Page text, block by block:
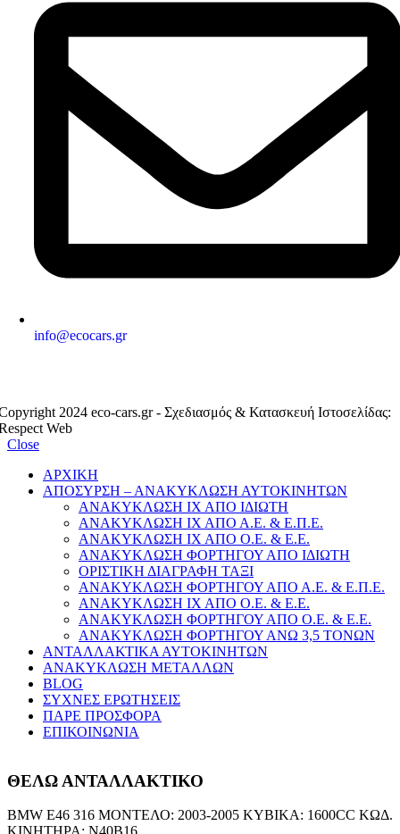
info@ecocars.gr
2024 eco-cars.gr - Σχεδιασμός & Κατασκευή Ιστοσελίδας:
Web
Close
ΑΡΧΙΚΗ
ΑΠΟΣΥΡΣΗ – ΑΝΑΚΥΚΛΩΣΗ ΑΥΤΟΚΙΝΗΤΩΝ
ΑΝΑΚΥΚΛΩΣΗ ΙΧ ΑΠΟ ΙΔΙΩΤΗ
ΑΝΑΚΥΚΛΩΣΗ ΙΧ ΑΠΟ Α.Ε. & Ε.Π.Ε.
ΑΝΑΚΥΚΛΩΣΗ ΙΧ ΑΠΟ Ο.Ε. & Ε.Ε.
ΑΝΑΚΥΚΛΩΣΗ ΦΟΡΤΗΓΟΥ ΑΠΟ ΙΔΙΩΤΗ
ΟΡΙΣΤΙΚΗ ΔΙΑΓΡΑΦΗ ΤΑΞΙ
ΑΝΑΚΥΚΛΩΣΗ ΦΟΡΤΗΓΟΥ ΑΠΟ Α.Ε. & Ε.Π.Ε.
ΑΝΑΚΥΚΛΩΣΗ ΙΧ ΑΠΟ Ο.Ε. & Ε.Ε.
ΑΝΑΚΥΚΛΩΣΗ ΦΟΡΤΗΓΟΥ ΑΠΟ Ο.Ε. & Ε.Ε.
ΑΝΑΚΥΚΛΩΣΗ ΦΟΡΤΗΓΟΥ ΑΝΩ 3,5 ΤΟΝΩΝ
ΑΝΤΑΛΛΑΚΤΙΚΑ ΑΥΤΟΚΙΝΗΤΩΝ
ΑΝΑΚΥΚΛΩΣΗ ΜΕΤΑΛΛΩΝ
BLOG
ΣΥΧΝΕΣ ΕΡΩΤΗΣΕΙΣ
ΠΑΡΕ ΠΡΟΣΦΟΡΑ
ΕΠΙΚΟΙΝΩΝΙΑ
ΘΕΛΩ ΑΝΤΑΛΛΑΚΤΙΚΟ
BMW E46 316 ΜΟΝΤΕΛΟ: 2003-2005 ΚΥΒΙΚΑ: 1600CC ΚΩΔ.